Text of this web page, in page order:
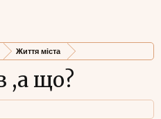
Життя міста
,а що?